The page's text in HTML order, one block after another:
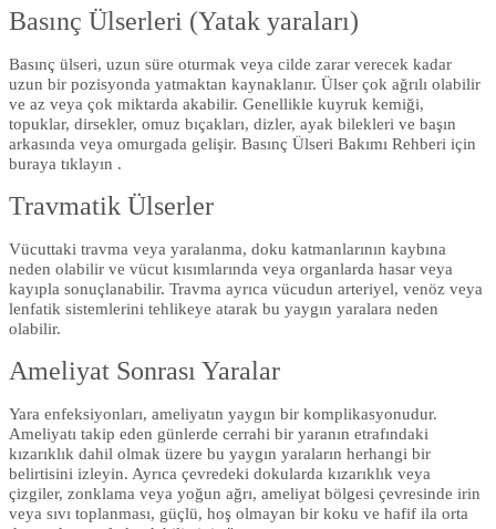
Basınç Ülserleri (Yatak yaraları)
Basınç ülseri, uzun süre oturmak veya cilde zarar verecek kadar
uzun bir pozisyonda yatmaktan kaynaklanır. Ülser çok ağrılı olabilir
ve az veya çok miktarda akabilir. Genellikle kuyruk kemiği,
topuklar, dirsekler, omuz bıçakları, dizler, ayak bilekleri ve başın
arkasında veya omurgada gelişir. Basınç Ülseri Bakımı Rehberi için
buraya tıklayın .
Travmatik Ülserler
Vücuttaki travma veya yaralanma, doku katmanlarının kaybına
neden olabilir ve vücut kısımlarında veya organlarda hasar veya
kayıpla sonuçlanabilir. Travma ayrıca vücudun arteriyel, venöz veya
lenfatik sistemlerini tehlikeye atarak bu yaygın yaralara neden
olabilir.
Ameliyat Sonrası Yaralar
Yara enfeksiyonları, ameliyatın yaygın bir komplikasyonudur.
Ameliyatı takip eden günlerde cerrahi bir yaranın etrafındaki
kızarıklık dahil olmak üzere bu yaygın yaraların herhangi bir
belirtisini izleyin. Ayrıca çevredeki dokularda kızarıklık veya
çizgiler, zonklama veya yoğun ağrı, ameliyat bölgesi çevresinde irin
veya sıvı toplanması, güçlü, hoş olmayan bir koku ve hafif ila orta